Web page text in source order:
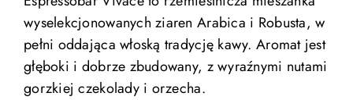
wyselekcjonowanych ziaren Arabica i Robusta, w
pełni oddająca włoską tradycję kawy. Aromat jest
głęboki i dobrze zbudowany, z wyraźnymi nutami
gorzkiej czekolady i orzecha.